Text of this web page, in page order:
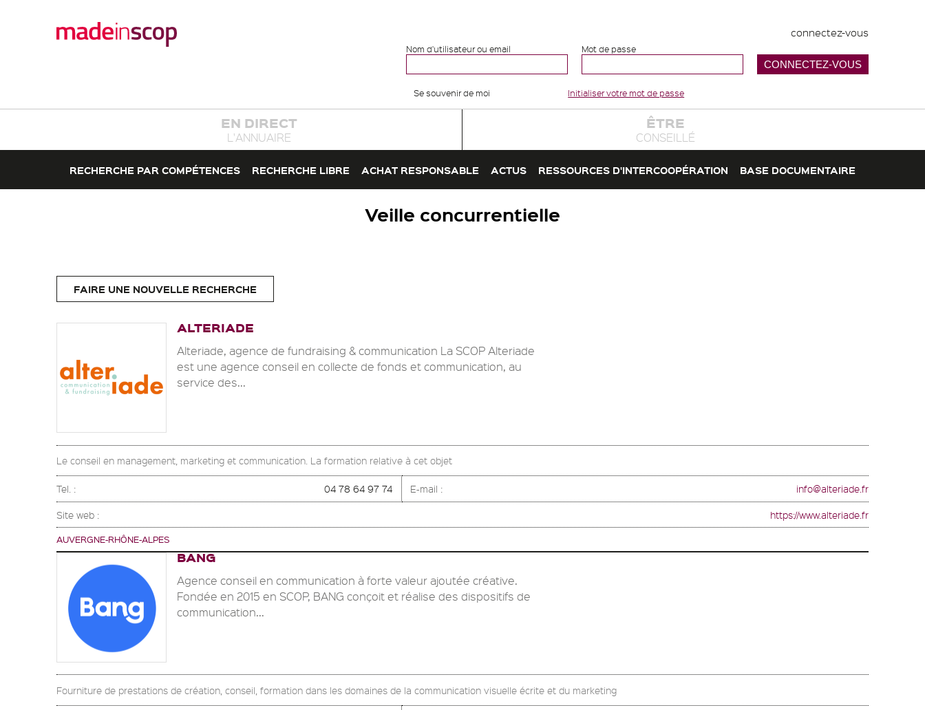
connectez-vous
Nom d'utilisateur ou email Mot de passe
Se souvenir de moi Initialiser votre mot de passe
EN DIRECT
L'ANNUAIRE
ÊTRE
CONSEILLÉ
RECHERCHE PAR COMPÉTENCES RECHERCHE LIBRE ACHAT RESPONSABLE ACTUS RESSOURCES D'INTERCOOPÉRATION BASE DOCUMENTAIRE
Veille concurrentielle
FAIRE UNE NOUVELLE RECHERCHE
ALTERIADE
Alteriade, agence de fundraising & communication La SCOP Alteriade
est une agence conseil en collecte de fonds et communication, au
service des...
Le conseil en management, marketing et communication. La formation relative à cet objet
Tel. : 04 78 64 97 74 E-mail : info@alteriade.fr
Site web : https://www.alteriade.fr
AUVERGNE-RHÔNE-ALPES
BANG
Agence conseil en communication à forte valeur ajoutée créative.
Fondée en 2015 en SCOP, BANG conçoit et réalise des dispositifs de
communication...
Fourniture de prestations de création, conseil, formation dans les domaines de la communication visuelle écrite et du marketing